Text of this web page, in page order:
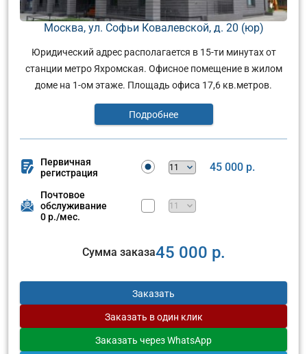
Москва, ул. Софьи Ковалевской, д. 20 (юр)
Юридический адрес располагается в 15-ти минутах от
станции метро Яхромская. Офисное помещение в жилом
доме на 1-ом этаже. Площадь офиса 17,6 кв.метров.
Подробнее
Первичная
регистрация
45 000 р.
Почтовое
обслуживание
0 р./мес.
Сумма заказа45 000 р.
Заказать
Заказать в один клик
Заказать через WhatsApp